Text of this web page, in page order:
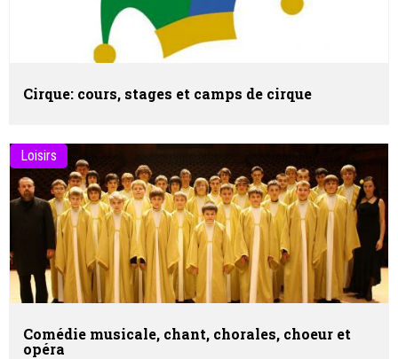
Cirque: cours, stages et camps de cirque
Loisirs
Comédie musicale, chant, chorales, choeur et
opéra